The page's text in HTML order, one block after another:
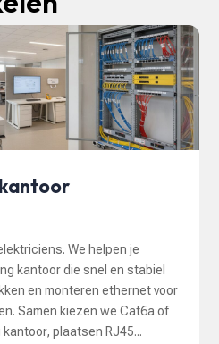
We helpen je
kantoor die snel en stabiel
en monteren ethernet voor
Samen kiezen we Cat6a of
plaatsen RJ45...